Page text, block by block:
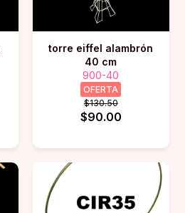
torre eiffel alambrón
40 cm
900-40
OFERTA
$130.50
$90.00